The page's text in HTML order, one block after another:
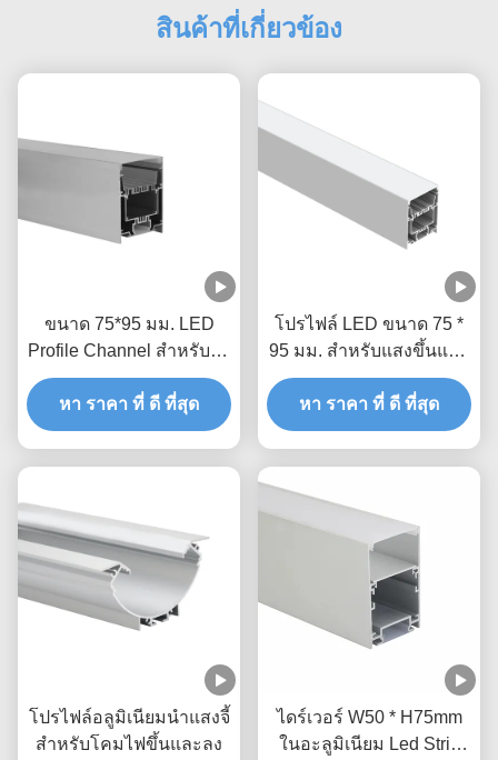
สินค้าที่เกี่ยวข้อง
ขนาด 75*95 มม. LED
Profile Channel สำหรับไฟ
ขึ้นและลง
หา ราคา ที่ ดี ที่สุด
โปรไฟล์ LED ขนาด 75 *
95 มม. สำหรับแสงขึ้นและ
ลงอัลลอยด์ 6063
หา ราคา ที่ ดี ที่สุด
โปรไฟล์อลูมิเนียมนำแสงจี้
สำหรับโคมไฟขึ้นและลง
ไดร์เวอร์ W50 * H75mm
ในอะลูมิเนียม Led Strip